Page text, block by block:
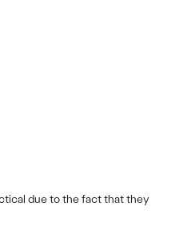
due to the fact that they